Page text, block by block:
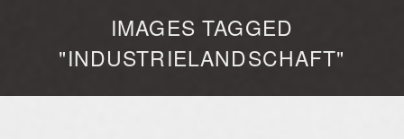
IMAGES TAGGED
"INDUSTRIELANDSCHAFT"